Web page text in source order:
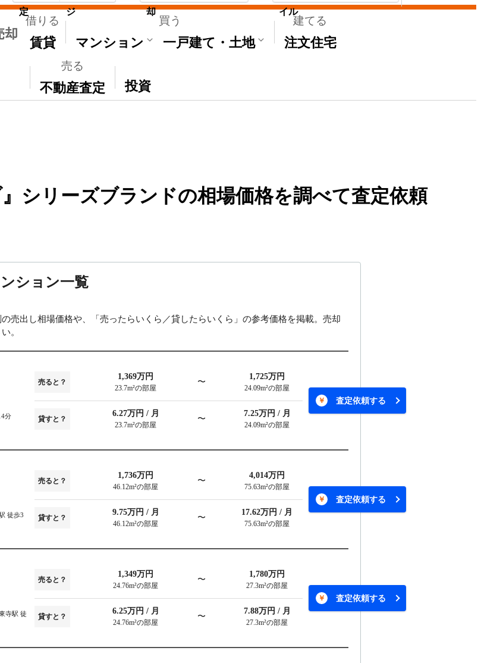
却
借りる
賃貸
買う
マンション 一戸建て・土地
建てる
注文住宅
売る
不動産査定
その他
投資
定 ジ 却 イル
』シリーズブランドの相場価格を調べて査定依頼
ション一覧
売出し相場価格や、「売ったらいくら／貸したらいくら」の参考価格を掲載。売却
。
分
売ると？
1,369万円
23.7m²の部屋
〜
1,725万円
24.09m²の部屋
貸すと？
6.27万円 / 月
23.7m²の部屋
〜
7.25万円 / 月
24.09m²の部屋
査定依頼する
徒歩3
売ると？
1,736万円
46.12m²の部屋
〜
4,014万円
75.63m²の部屋
貸すと？
9.75万円 / 月
46.12m²の部屋
〜
17.62万円 / 月
75.63m²の部屋
査定依頼する
寺駅 徒
売ると？
1,349万円
24.76m²の部屋
〜
1,780万円
27.3m²の部屋
貸すと？
6.25万円 / 月
24.76m²の部屋
〜
7.88万円 / 月
27.3m²の部屋
査定依頼する